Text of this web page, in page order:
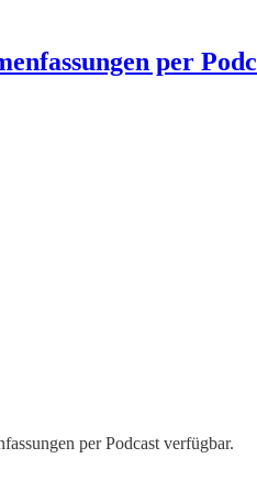
per
per Podcast verfügbar.